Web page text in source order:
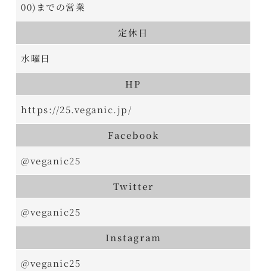
00)までの営業
定休日
水曜日
HP
https://25.veganic.jp/
Facebook
@veganic25
Twitter
@veganic25
Instagram
@veganic25